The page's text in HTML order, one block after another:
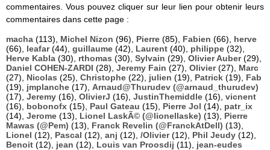
commentaires. Vous pouvez cliquer sur leur lien pour obtenir leurs
commentaires dans cette page :
macha (113), Michel Nizon (96), Pierre (85), Fabien (66), herve
(66), leafar(44), guillaume (42), Laurent (40), philippe (32),
Herve Kabla (30), rthomas (30), Sylvain (29), Olivier Auber(29),
Daniel COHEN-ZARDI (28), Jeremy Fain (27), Olivier(27), Marc
(27), Nicolas (25), Christophe (22), julien (19), Patrick (19), Fab
(19), jmplanche (17), Arnaud@Thurudev (@arnaud_thurudev)
(17), Jeremy (16), OlivierJ (16), JustinThemiddle (16), vicnent
(16), bobonofx (15), Paul Gateau (15), Pierre Jol (14), patr_ix
(14), Jerome (13), Lionel LaskÃ© (@lionellaske) (13), Pierre
Mawas (@Pem) (13), Franck Revelin (@FranckAtDell) (13),
Lionel (12), Pascal (12), anj (12), /Olivier(12), Phil Jeudy (12),
Benoit (12), jean (12), Louis van Proosdij (11), jean-eudes